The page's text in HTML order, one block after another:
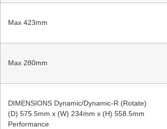
Max 423mm
Max 280mm
DIMENSIONS Dynamic/Dynamic-R (Rotate)
(D) 575.5mm x (W) 234mm x (H) 558.5mm
Performance